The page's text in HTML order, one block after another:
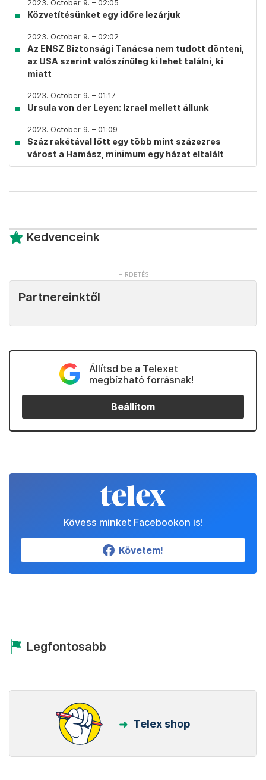
2023. October 9. – 02:05
Közvetítésünket egy időre lezárjuk
2023. October 9. – 02:02
Az ENSZ Biztonsági Tanácsa nem tudott dönteni,
az USA szerint valószínűleg ki lehet találni, ki
miatt
2023. October 9. – 01:17
Ursula von der Leyen: Izrael mellett állunk
2023. October 9. – 01:09
Száz rakétával lőtt egy több mint százezres
várost a Hamász, minimum egy házat eltalált
Kedvenceink
Partnereinktől
Állítsd be a Telexet
megbízható forrásnak!
Beállítom
Kövess minket Facebookon is!
Követem!
Legfontosabb
Telex shop